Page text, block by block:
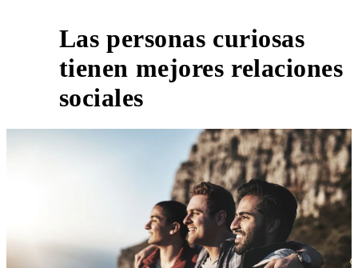
Las personas curiosas
tienen mejores relaciones
sociales